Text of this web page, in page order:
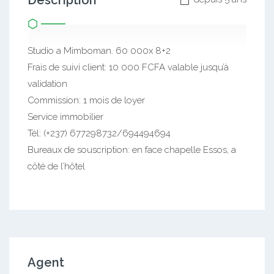
Studio a Mimboman. 60 000x 8+2
Frais de suivi client: 10 000 FCFA valable jusqu’à
validation
Commission: 1 mois de loyer
Service immobilier
Tél: (+237) 677298732/694494694
Bureaux de souscription: en face chapelle Essos, a
côté de l’hôtel
Agent